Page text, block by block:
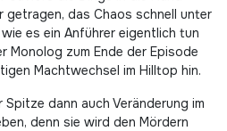
getragen, das Chaos schnell unter
es ein Anführer eigentlich tun
Monolog zum Ende der Episode
Machtwechsel im Hilltop hin.
dann auch Veränderung im
denn sie wird den Mördern